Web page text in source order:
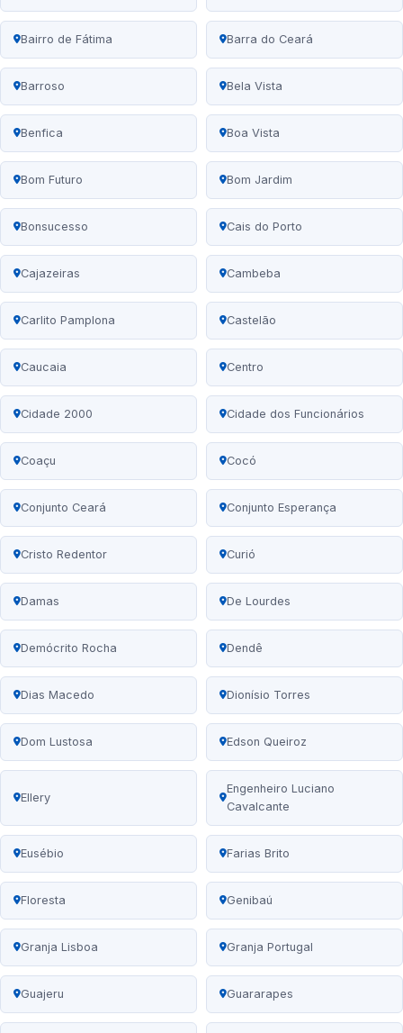
Bairro de Fátima Barra do Ceará
Barroso Bela Vista
Benfica Boa Vista
Bom Futuro Bom Jardim
Bonsucesso Cais do Porto
Cajazeiras Cambeba
Carlito Pamplona Castelão
Caucaia Centro
Cidade 2000 Cidade dos Funcionários
Coaçu Cocó
Conjunto Ceará Conjunto Esperança
Cristo Redentor Curió
Damas De Lourdes
Demócrito Rocha Dendê
Dias Macedo Dionísio Torres
Dom Lustosa Edson Queiroz
Ellery
Engenheiro Luciano
Cavalcante
Eusébio Farias Brito
Floresta Genibaú
Granja Lisboa Granja Portugal
Guajeru Guararapes